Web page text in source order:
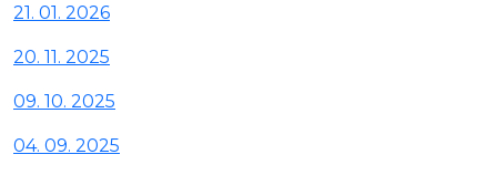
21. 01. 2026
20. 11. 2025
09. 10. 2025
04. 09. 2025